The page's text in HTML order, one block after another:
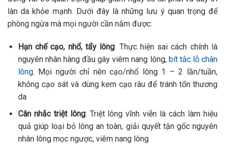
làn da khỏe mạnh. Dưới đây là những lưu ý quan trọng để
phòng ngừa mà mọi người cần nắm được:
Hạn chế cạo, nhổ, tẩy lông: Thực hiện sai cách chính là
nguyên nhân hàng đầu gây viêm nang lông, bít tắc lỗ chân
lông. Mọi người chỉ nên cạo/nhổ lông 1 – 2 lần/tuần,
không cạo sát và dùng kem cạo râu để tránh tổn thương
da
Cân nhắc triệt lông: Triệt lông vĩnh viễn là cách làm hiệu
quả giúp loại bỏ lông an toàn, giải quyết tận gốc nguyên
nhân lông mọc ngược, viêm nang lông